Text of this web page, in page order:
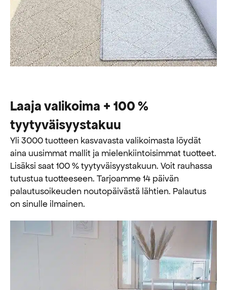
Laaja valikoima + 100 %
tyytyväisyystakuu
Yli 3000 tuotteen kasvavasta valikoimasta löydät
aina uusimmat mallit ja mielenkiintoisimmat tuotteet.
Lisäksi saat 100 % tyytyväisyystakuun. Voit rauhassa
tutustua tuotteeseen. Tarjoamme 14 päivän
palautusoikeuden noutopäivästä lähtien. Palautus
on sinulle ilmainen.